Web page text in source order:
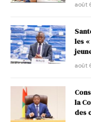
août
les
août
la
des